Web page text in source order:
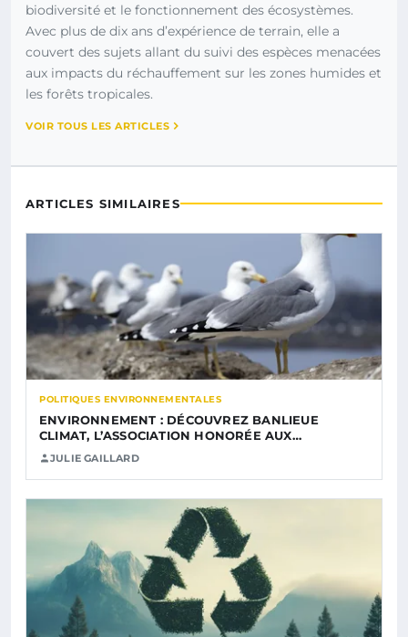
biodiversité et le fonctionnement des écosystèmes.
Avec plus de dix ans d’expérience de terrain, elle a
couvert des sujets allant du suivi des espèces menacées
aux impacts du réchauffement sur les zones humides et
les forêts tropicales.
VOIR TOUS LES ARTICLES
ARTICLES SIMILAIRES
POLITIQUES ENVIRONNEMENTALES
ENVIRONNEMENT : DÉCOUVREZ BANLIEUE
CLIMAT, L’ASSOCIATION HONORÉE AUX…
JULIE GAILLARD